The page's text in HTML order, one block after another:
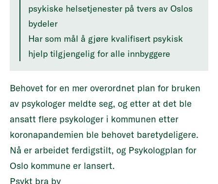
psykiske helsetjenester på tvers av Oslos
bydeler
Har som mål å gjøre kvalifisert psykisk
hjelp tilgjengelig for alle innbyggere
Behovet for en mer overordnet plan for bruken
av psykologer meldte seg, og etter at det ble
ansatt flere psykologer i kommunen etter
koronapandemien ble behovet baretydeligere.
Nå er arbeidet ferdigstilt, og Psykologplan for
Oslo kommune er lansert.
Psykt bra by